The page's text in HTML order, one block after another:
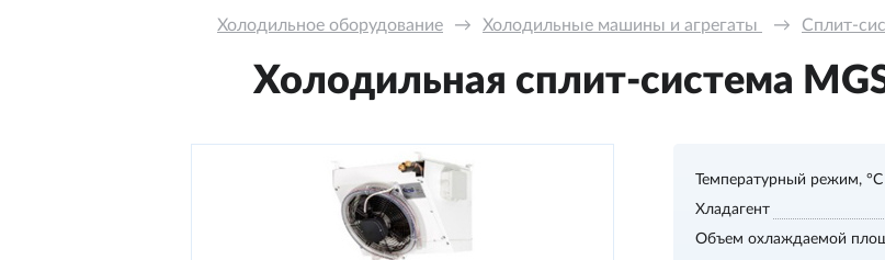
Холодильное оборудование → Холодильные машины и агрегаты → Сплит-
Холодильная сплит-система
Температурный режим, °С
Хладагент
Объем охлаждаемой